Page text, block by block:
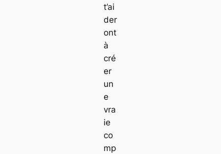
t’ai
der
ont
à
cré
er
un
e
vra
ie
co
mp